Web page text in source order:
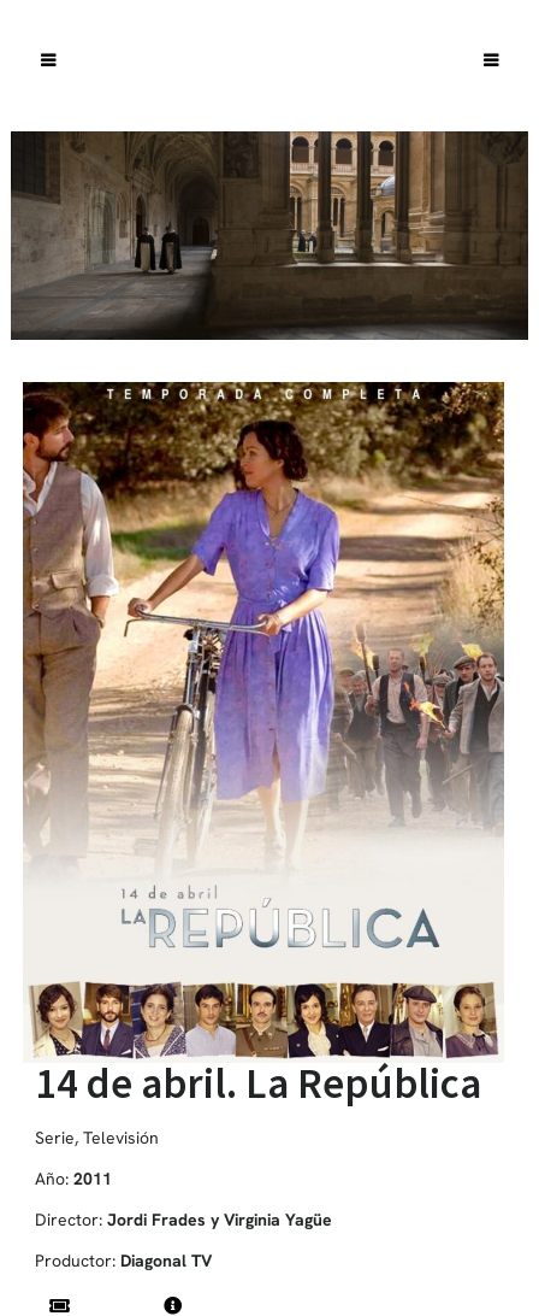
14 de abril. La República
Serie, Televisión
Año: 2011
Director: Jordi Frades y Virginia Yagüe
Productor: Diagonal TV